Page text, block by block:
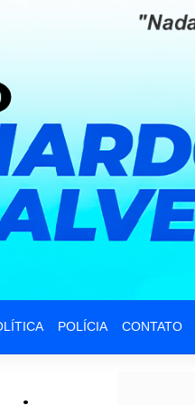
POLÍCIA CONTATO